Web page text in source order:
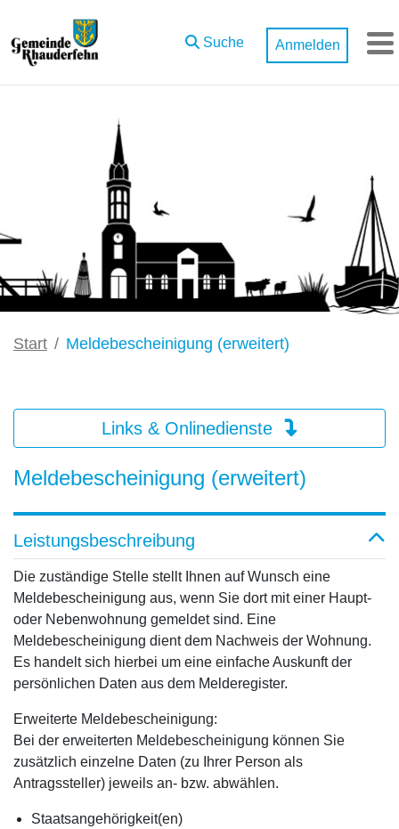
Zum Hauptinhalt springen
Suche Anmelden
Start Meldebescheinigung (erweitert)
Links & Onlinedienste
Meldebescheinigung (erweitert)
Leistungsbeschreibung
Die zuständige Stelle stellt Ihnen auf Wunsch eine
Meldebescheinigung aus, wenn Sie dort mit einer Haupt-
oder Nebenwohnung gemeldet sind. Eine
Meldebescheinigung dient dem Nachweis der Wohnung.
Es handelt sich hierbei um eine einfache Auskunft der
persönlichen Daten aus dem Melderegister.
Erweiterte Meldebescheinigung:
Bei der erweiterten Meldebescheinigung können Sie
zusätzlich einzelne Daten (zu Ihrer Person als
Antragssteller) jeweils an- bzw. abwählen.
Staatsangehörigkeit(en)